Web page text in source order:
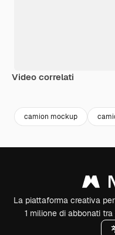
Video correlati
camion mockup
La piattaforma creativa
1 milione di abbonati